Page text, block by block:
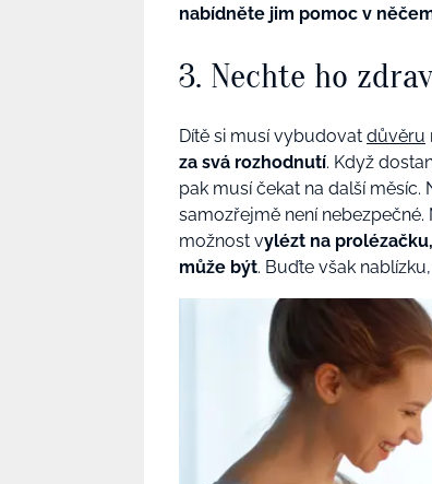
nabídněte jim pomoc v
3. Nechte ho
Dítě si musí vybudovat důvěru
za svá rozhodnutí. Když
pak musí čekat na další měsíc.
samozřejmě není
možnost vylézt na
může být. Buďte však